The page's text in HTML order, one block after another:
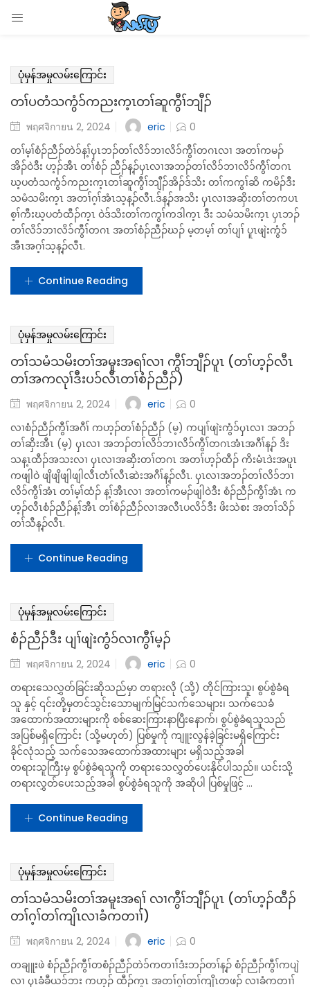
KAYIN
EN
SHAN
MON
ပုံမှန်အမှုလမ်းကြောင်း
တၢ်ပတံသကွံ၁်ကညးက့ၤတၢ်ဆူကွီၢ်ဘျီၣ်
พฤศจิกายน 2, 2024
အိၣ်ဝဲဒီး ဟ့ၣ်အီၤ တၢ်စံၣ် ညီၣ်န့ၣ်ၦၤလၢအဘၣ်တၢ်လိ၁်ဘၢလိ၁်ကွီၢ်တဂၤ
ဃ့ပတံသကွံ၁်ကညးက့ၤတၢ်ဆူကွီၢ်ဘျီၣ်အိၣ်ဒ်သိး တၢ်ကကွၢ်ဆိ ကမိၣ်ဒီး
သမံသမိးက့ၤ အတၢ်ဂ့ၢ်အံၤသ့န့ၣ်လီၤ.ဒ်န့ၣ်အသိး ၦၤလၢအဆှိးတၢ်တကပၤ
စ့ၢ်ကီးဃ့ပတံထီၣ်က့ၤ ဝဲဒ်သိးတၢ်ကကွၢ်ကဒါက့ၤ ဒီး သမံသမိးက့ၤ ၦၤဘၣ်
တၢ်လိ၁်ဘၢလိ၁်ကွီၢ်တဂၤ အတၢ်စံၣ်ညီၣ်ဃၣ် မ့တမ့ၢ် တၢ်ပျၢ် ပူၤဖျဲးကွံ၁်
အီၤအဂ့ၢ်သ့န့ၣ်လီၤ.
Continue Reading
ပုံမှန်အမှုလမ်းကြောင်း
တၢ်သမံသမိးတၢ်အမူးအရၢ်လၢ ကွီၢ်ဘျီၣ်ပူၤ (တၢ်ဟ့ၣ်လီၤ
တၢ်အကလုၢ်ဒီးပ၁်လီၤတၢ်စံၣ်ညီၣ်)
พฤศจิกายน 2, 2024
တၢ်ဆှိးအီၤ (မ့) ၦၤလၢ အဘၣ်တၢ်လိ၁်ဘၢလိ၁်ကွီၢ်တဂၤအံၤအဂီၢ်န့ၣ် ဒိး
သန့ၤထီၣ်အသးလၢ ၦၤလၢအဆှိးတၢ်တဂၤ အတၢ်ဟ့ၣ်ထီၣ် ကိးမံၤဒဲးအပူၤ
ကဖျါဝဲ ဖျိဖျိဖျါဖျါလီၤတံၢ်လီၤဆဲးအဂီၢ်န့ၣ်လီၤ. ၦၤလၢအဘၣ်တၢ်လိ၁်ဘၢ
လိ၁်ကွီၢ်အံၤ တၢ်မ့ၢ်ထံၣ် န့ၢ်အီၤလၢ အတၢ်ကမၣ်ဖျါဝဲဒီး စံၣ်ညီၣ်ကွီၢ်အံၤ က
ဟ့ၣ်လီၤစံၣ်ညီၣ်န့ၢ်အီၤ တၢ်စံၣ်ညီၣ်လၢအလီၤပလိ၁်ဒီး ဖိးသဲစး အတၢ်သိၣ်
တၢ်သီန့ၣ်လီၤ.
Continue Reading
ပုံမှန်အမှုလမ်းကြောင်း
စံၣ်ညီၣ်ဒီး ပျၢ်ဖျဲးကွံ၁်လၢကွီၢ်မ့ၣ်
พฤศจิกายน 2, 2024
သူ နှင့် ၎င်းတို့မှတင်သွင်းသောမျက်မြင်သက်သေများ၊ သက်သေခံ
အထောက်အထားများကို စစ်ဆေးကြားနာပြီးနောက်၊ စွပ်စွဲခံရသူသည်
အပြစ်မရှိကြောင်း (သို့မဟုတ်) ပြစ်မှုကို ကျူးလွန်ခဲ့ခြင်းမရှိကြောင်း
ခိုင်လုံသည့် သက်သေအထောက်အထားများ မရှိသည့်အခါ
တရားသူကြီးမှ စွပ်စွဲခံရသူကို တရားသေလွှတ်ပေးနိုင်ပါသည်။ ယင်းသို့
တရားလွှတ်ပေးသည့်အခါ စွပ်စွဲခံရသူကို အဆိုပါ ပြစ်မှုဖြင့် ...
Continue Reading
Enter your username and password to login.
Remember me
Login
Lost password?